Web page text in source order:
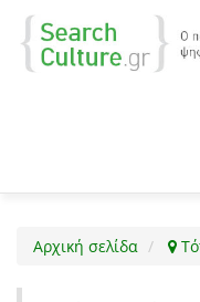
Αρχική σελίδα